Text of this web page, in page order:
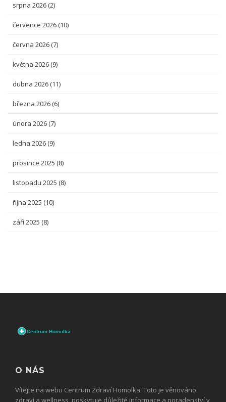
srpna 2026 (2)
července 2026 (10)
června 2026 (7)
května 2026 (9)
dubna 2026 (11)
března 2026 (6)
února 2026 (7)
ledna 2026 (9)
prosince 2025 (8)
listopadu 2025 (8)
října 2025 (10)
září 2025 (8)
O NÁS
Vítejte na webu Centrum Zdraví Homolka. Toto je věnováno
zdraví a wellness, poskytuje důležité informace a poradenství v